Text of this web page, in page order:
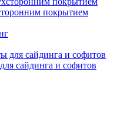
покрытием
сайдинга и софитов